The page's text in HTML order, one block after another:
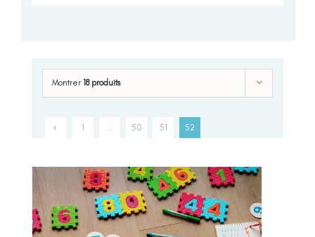
Montrer 18 produits
1 50 51 52